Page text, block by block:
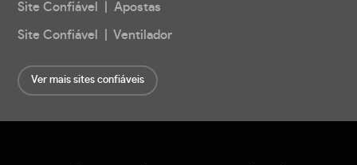
Site Confiável | Apostas
Site Confiável | Ventilador
Ver mais sites confiáveis